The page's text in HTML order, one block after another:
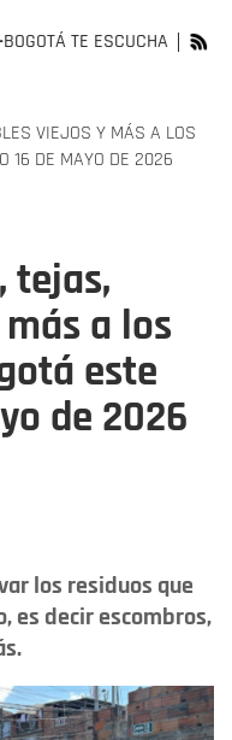
BOGOTÁ TE ESCUCHA
VIEJOS Y MÁS A LOS
16 DE MAYO DE 2026
tejas,
a los
este
de 2026
los residuos que
es decir escombros,